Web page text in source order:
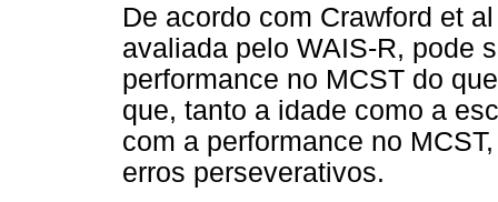
De acordo com Crawford et
avaliada pelo WAIS-R, pode
performance no MCST do
que, tanto a idade como a
com a performance no
erros perseverativos.